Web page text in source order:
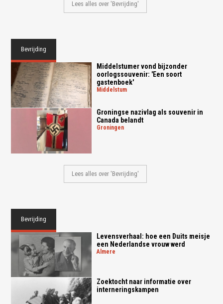
Lees alles over 'Bevrijding'
Bevrijding
Middelstumer vond bijzonder
oorlogssouvenir: 'Een soort
gastenboek'
middelstum
Groningse nazivlag als souvenir in
Canada belandt
groningen
Lees alles over 'Bevrijding'
Bevrijding
Levensverhaal: hoe een Duits meisje
een Nederlandse vrouw werd
almere
Zoektocht naar informatie over
interneringskampen